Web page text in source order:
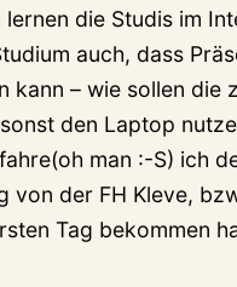
die Studis im
auch, dass
kann – wie sollen die
den Laptop
man :-S) ich
von der FH Kleve,
Tag bekommen